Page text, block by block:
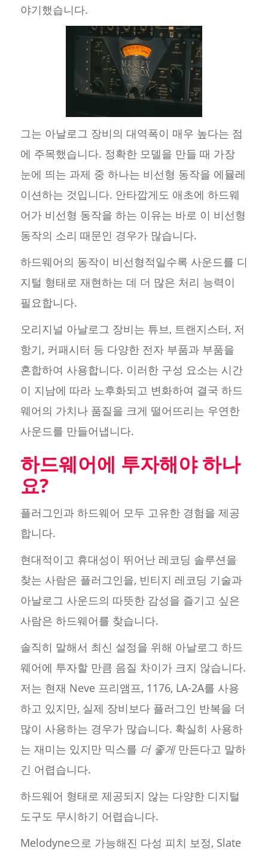
야기했습니다.
그는 아날로그 장비의 대역폭이 매우 높다는 점
에 주목했습니다. 정확한 모델을 만들 때 가장
눈에 띄는 과제 중 하나는 비선형 동작을 에뮬레
이션하는 것입니다. 안타깝게도 애초에 하드웨
어가 비선형 동작을 하는 이유는 바로 이 비선형
동작의 소리 때문인 경우가 많습니다.
하드웨어의 동작이 비선형적일수록 사운드를 디
지털 형태로 재현하는 데 더 많은 처리 능력이
필요합니다.
오리지널 아날로그 장비는 튜브, 트랜지스터, 저
항기, 커패시터 등 다양한 전자 부품과 부품을
혼합하여 사용합니다. 이러한 구성 요소는 시간
이 지남에 따라 노후화되고 변화하여 결국 하드
웨어의 가치나 품질을 크게 떨어뜨리는 우연한
사운드를 만들어냅니다.
하드웨어에 투자해야 하나
요?
플러그인과 하드웨어 모두 고유한 경험을 제공
합니다.
현대적이고 휴대성이 뛰어난 레코딩 솔루션을
찾는 사람은 플러그인을, 빈티지 레코딩 기술과
아날로그 사운드의 따뜻한 감성을 즐기고 싶은
사람은 하드웨어를 찾습니다.
솔직히 말해서 최신 설정을 위해 아날로그 하드
웨어에 투자할 만큼 음질 차이가 크지 않습니다.
저는 현재 Neve 프리앰프, 1176, LA-2A를 사용
하고 있지만, 실제 장비보다 플러그인 반복을 더
많이 사용하는 경우가 많습니다. 확실히 사용하
는 재미는 있지만 믹스를 더 좋게만든다고 말하
긴 어렵습니다.
하드웨어 형태로 제공되지 않는 다양한 디지털
도구도 무시하기 어렵습니다.
Melodyne으로 가능해진 다성 피치 보정, Slate